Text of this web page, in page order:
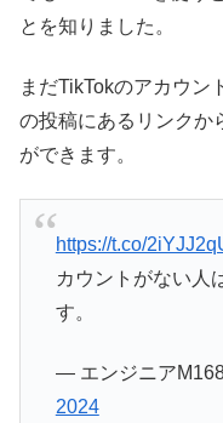
とを知りました。
まだTikTokのアカウン
の投稿にあるリンクか
ができます。
https://t.co/
カウントがない人
す。
— エンジニア
2024